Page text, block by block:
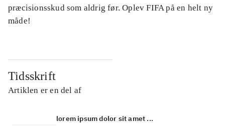
præcisionsskud som aldrig før. Oplev FIFA på en helt ny
måde!
Tidsskrift
Artiklen er en del af
lorem ipsum dolor sit amet ...